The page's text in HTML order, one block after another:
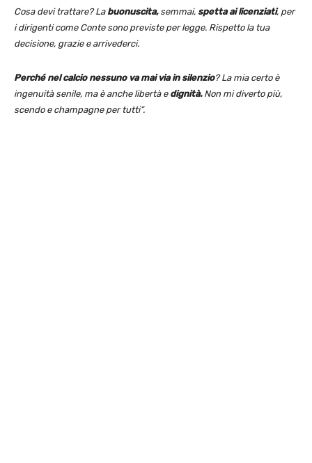
Cosa devi trattare? La buonuscita,semmai, spetta ai licenziati, per
i dirigenti come Conte sono previste per legge. Rispetto la tua
decisione, grazie e arrivederci.
Perché nel calcio nessuno va mai via in silenzio? La mia certo è
ingenuità senile, ma è anche libertà e dignità.Non mi diverto più,
scendo e champagne per tutti”.